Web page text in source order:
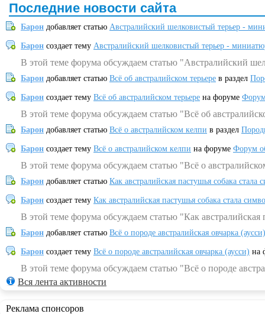
Последние новости сайта
Барон добавляет статью Австралийский шелковистый терьер -
Барон создает тему Австралийский шелковистый терьер -
В этой теме форума обсуждаем статью "Австралийский
Барон добавляет статью Всё об австралийском терьере в раздел
Барон создает тему Всё об австралийском терьере на форуме
В этой теме форума обсуждаем статью "Всё об
Барон добавляет статью Всё о австралийском келпи в раздел
Барон создает тему Всё о австралийском келпи на форуме Форум
В этой теме форума обсуждаем статью "Всё о
Барон добавляет статью Как австралийская пастушья собака
Барон создает тему Как австралийская пастушья собака стала
В этой теме форума обсуждаем статью "Как
Барон добавляет статью Всё о породе австралийская овчарка (аусси)
Барон создает тему Всё о породе австралийская овчарка (аусси) на
В этой теме форума обсуждаем статью "Всё о породе
Вся лента активности
Реклама спонсоров